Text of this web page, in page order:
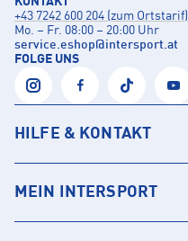
+43 7242 600 204 (zum Ortstarif)
Mo. – Fr. 08:00 – 20:00 Uhr
service.eshop@intersport.at
FOLGE UNS
HILFE & KONTAKT
MEIN INTERSPORT